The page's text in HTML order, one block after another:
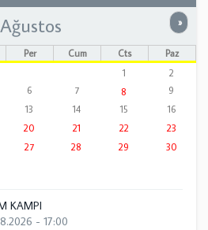
»
Ağustos
Per Cum Cts
Paz
1
2
6 7 8
9
13 14 15
16
20 21 22
23
27 28 29
30
KAMPI
- 17:00